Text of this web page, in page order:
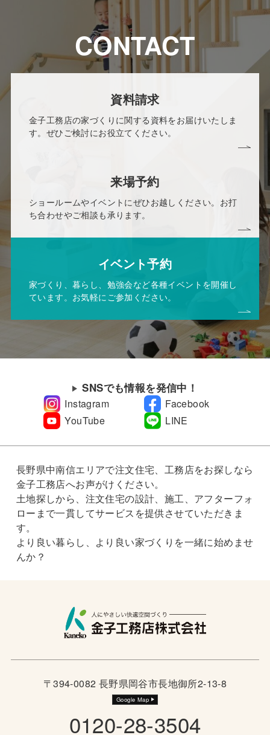
CONTACT
資料請求
金子工務店の家づくりに関する資料をお届けいたしま
す。ぜひご検討にお役立てください。
来場予約
ショールームやイベントにぜひお越しください。お打
ち合わせやご相談も承ります。
イベント予約
家づくり、暮らし、勉強会など各種イベントを開催し
ています。お気軽にご参加ください。
SNSでも情報を発信中！
Instagram
Facebook
YouTube
LINE
長野県中南信エリアで注文住宅、工務店をお探しなら
金子工務店へお声がけください。
土地探しから、注文住宅の設計、施工、アフターフォ
ローまで一貫してサービスを提供させていただきま
す。
より良い暮らし、より良い家づくりを一緒に始めませ
んか？
〒394-0082 長野県岡谷市長地御所2-13-8
Google Map
0120-28-3504